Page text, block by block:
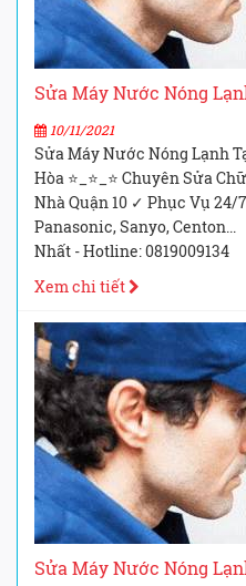
Sửa Máy Nước Nóng
10/11/2021
Sửa Máy Nước Nóng Lạnh
Hòa ⭐_⭐_⭐ Chuyên Sửa
Nhà Quận 10 ✓ Phục Vụ
Panasonic, Sanyo, Centon...
Nhất - Hotline: 0819009134
Xem chi tiết
Sửa Máy Nước Nóng